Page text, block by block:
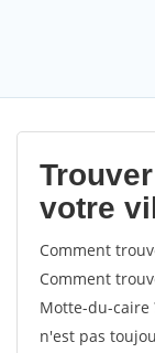
votre
Comment
Comment
Motte-du-
n'est pas